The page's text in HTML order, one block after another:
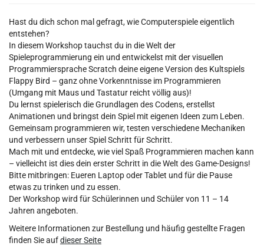
Hast du dich schon mal gefragt, wie Computerspiele eigentlich
entstehen?
In diesem Workshop tauchst du in die Welt der
Spieleprogrammierung ein und entwickelst mit der visuellen
Programmiersprache Scratch deine eigene Version des Kultspiels
Flappy Bird – ganz ohne Vorkenntnisse im Programmieren
(Umgang mit Maus und Tastatur reicht völlig aus)!
Du lernst spielerisch die Grundlagen des Codens, erstellst
Animationen und bringst dein Spiel mit eigenen Ideen zum Leben.
Gemeinsam programmieren wir, testen verschiedene Mechaniken
und verbessern unser Spiel Schritt für Schritt.
Mach mit und entdecke, wie viel Spaß Programmieren machen kann
– vielleicht ist dies dein erster Schritt in die Welt des Game-Designs!
Bitte mitbringen: Eueren Laptop oder Tablet und für die Pause
etwas zu trinken und zu essen.
Der Workshop wird für Schülerinnen und Schüler von 11 – 14
Jahren angeboten.
Weitere Informationen zur Bestellung und häufig gestellte Fragen
finden Sie aufdieser Seite